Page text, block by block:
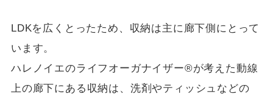
LDKを広くとったため、収納は主に廊下側にとって
います。
ハレノイエのライフオーガナイザー®が考えた動線
上の廊下にある収納は、洗剤やティッシュなどの